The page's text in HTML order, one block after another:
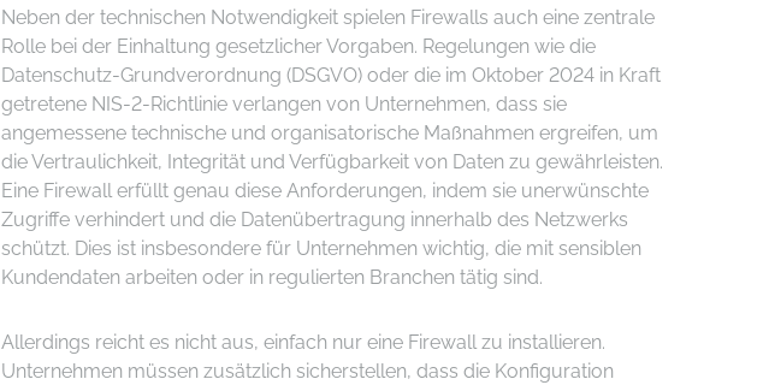
Neben der technischen Notwendigkeit spielen Firewalls auch eine zentrale
Rolle bei der Einhaltung gesetzlicher Vorgaben. Regelungen wie die
Datenschutz-Grundverordnung (DSGVO) oder die im Oktober 2024 in Kraft
getretene NIS-2-Richtlinie verlangen von Unternehmen, dass sie
angemessene technische und organisatorische Maßnahmen ergreifen, um
die Vertraulichkeit, Integrität und Verfügbarkeit von Daten zu gewährleisten.
Eine Firewall erfüllt genau diese Anforderungen, indem sie unerwünschte
Zugriffe verhindert und die Datenübertragung innerhalb des Netzwerks
schützt. Dies ist insbesondere für Unternehmen wichtig, die mit sensiblen
Kundendaten arbeiten oder in regulierten Branchen tätig sind.
Allerdings reicht es nicht aus, einfach nur eine Firewall zu installieren.
Unternehmen müssen zusätzlich sicherstellen, dass die Konfiguration